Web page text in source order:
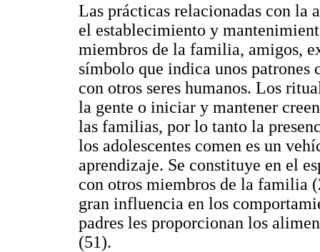
Las prácticas relacionadas con la
el establecimiento y
miembros de la familia, amigos,
símbolo que indica unos patrones
con otros seres humanos. Los
la gente o iniciar y mantener
las familias, por lo tanto la
los adolescentes comen es un
aprendizaje. Se constituye en el
con otros miembros de la familia
gran influencia en los
padres les proporcionan los
(51).